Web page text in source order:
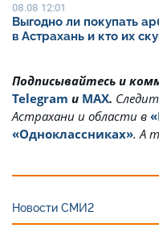
08.08 12:01
Выгодно ли покупать
в Астрахань и кто их
Подписывайтесь и
Telegram и MAX.
Астрахани и области в
«Одноклассниках». А
Новости СМИ2